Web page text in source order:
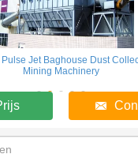
Jet Baghouse Dust
Mining Machinery